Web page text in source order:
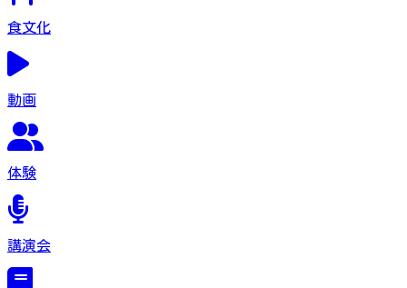
食文化
動画
体験
講演会